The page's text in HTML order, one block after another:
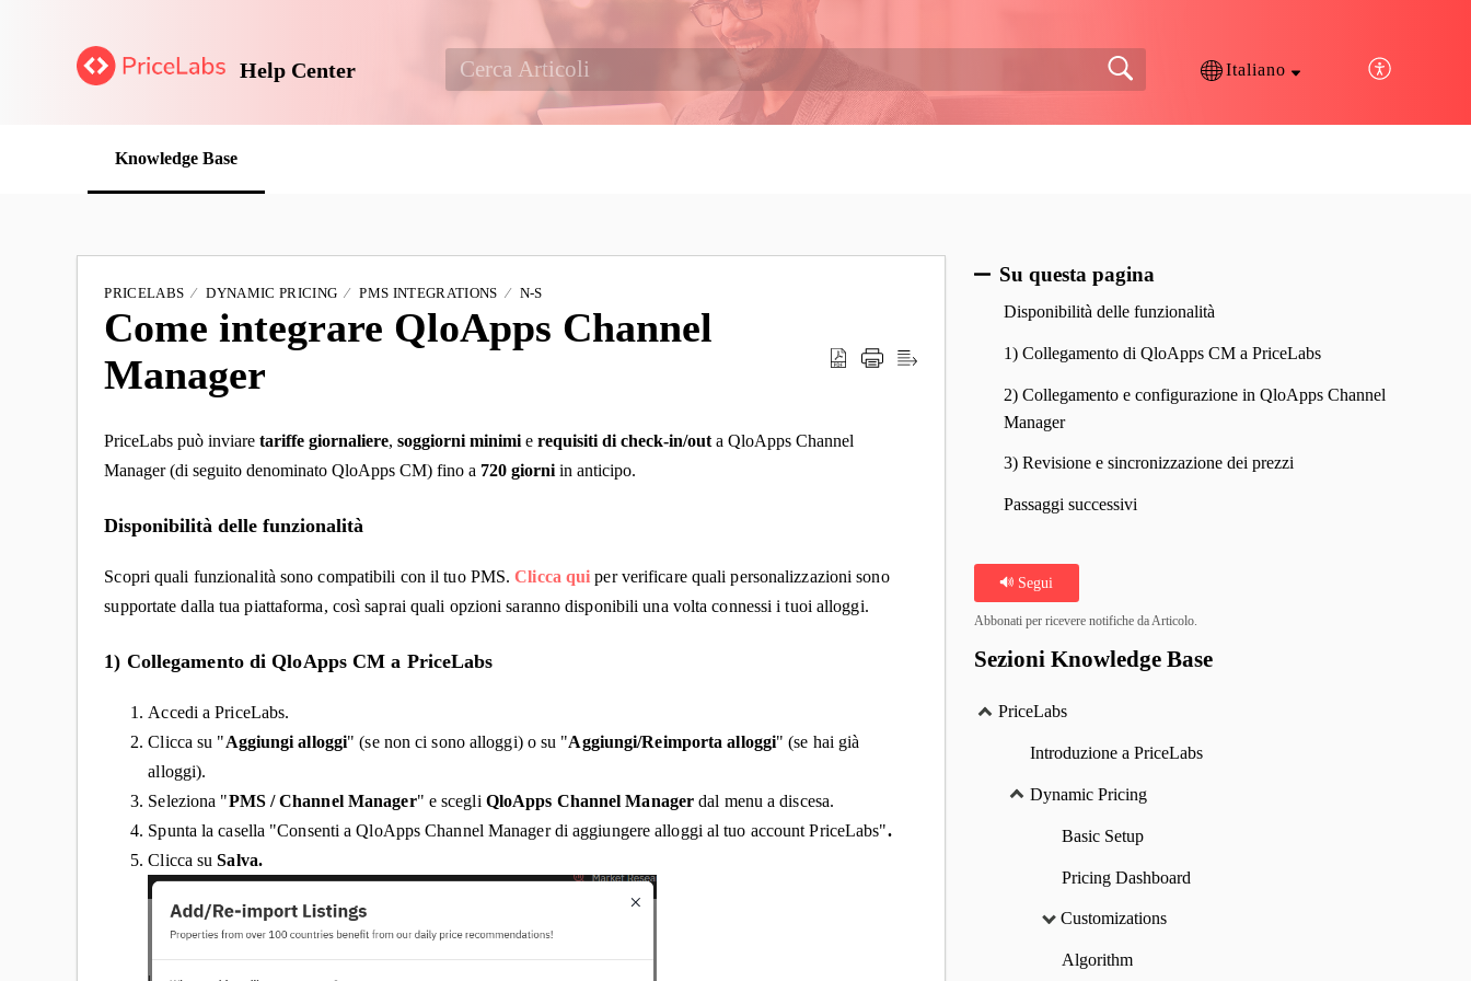
Help Center Italiano
Knowledge Base
PRICELABS DYNAMIC PRICING PMS INTEGRATIONS N-S
Come integrare QloApps Channel
Manager
PriceLabs può inviaretariffe giornaliere,soggiorni minimi erequisiti di check-in/out a QloApps Channel
Manager (di seguito denominato QloApps CM) fino a 720 giorni in anticipo.
Disponibilità delle funzionalità
Scopri quali funzionalità sono compatibili con il tuo PMS.Clicca qui per verificare quali personalizzazioni sono
supportate dalla tua piattaforma, così saprai quali opzioni saranno disponibili una volta connessi i tuoi alloggi.
1) Collegamento di QloApps CM a PriceLabs
Accedi a PriceLabs.
Clicca su "Aggiungi alloggi" (se non ci sono alloggi) o su "Aggiungi/Reimporta alloggi" (se hai già
alloggi).
Seleziona "PMS / Channel Manager" e scegli QloApps Channel Manager dal menu a discesa.
Spunta la casella "Consenti a QloApps Channel Manager di aggiungere alloggi al tuo account PriceLabs".
Clicca suSalva.
Su questa pagina
Disponibilità delle funzionalità
1) Collegamento di QloApps CM a PriceLabs
2) Collegamento e configurazione in QloApps Channel
Manager
3) Revisione e sincronizzazione dei prezzi
Passaggi successivi
Segui
Abbonati per ricevere notifiche da Articolo.
Sezioni Knowledge Base
PriceLabs
Introduzione a PriceLabs
Dynamic Pricing
Basic Setup
Pricing Dashboard
Customizations
Algorithm